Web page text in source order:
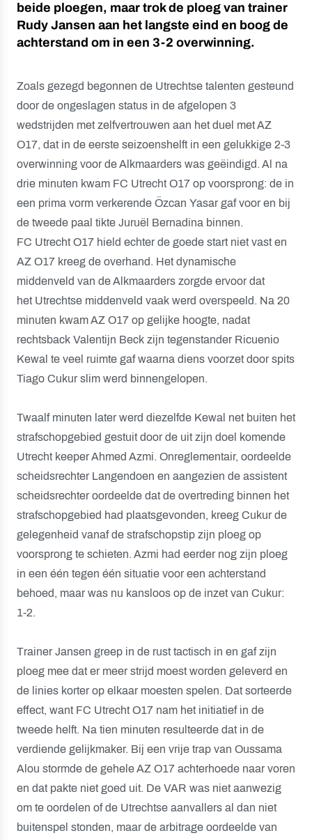
beide ploegen, maar trok de ploeg van trainer
Rudy Jansen aan het langste eind en boog de
achterstand om in een 3-2 overwinning.
Zoals gezegd begonnen de Utrechtse talenten gesteund
door de ongeslagen status in de afgelopen 3
wedstrijden met zelfvertrouwen aan het duel met AZ
O17, dat in de eerste seizoenshelft in een gelukkige 2-3
overwinning voor de Alkmaarders was geëindigd. Al na
drie minuten kwam FC Utrecht O17 op voorsprong: de in
een prima vorm verkerende Özcan Yasar gaf voor en bij
de tweede paal tikte Juruël Bernadina binnen.
FC Utrecht O17 hield echter de goede start niet vast en
AZ O17 kreeg de overhand. Het dynamische
middenveld van de Alkmaarders zorgde ervoor dat
het Utrechtse middenveld vaak werd overspeeld. Na 20
minuten kwam AZ O17 op gelijke hoogte, nadat
rechtsback Valentijn Beck zijn tegenstander Ricuenio
Kewal te veel ruimte gaf waarna diens voorzet door spits
Tiago Cukur slim werd binnengelopen.
Twaalf minuten later werd diezelfde Kewal net buiten het
strafschopgebied gestuit door de uit zijn doel komende
Utrecht keeper Ahmed Azmi. Onreglementair, oordeelde
scheidsrechter Langendoen en aangezien de assistent
scheidsrechter oordeelde dat de overtreding binnen het
strafschopgebied had plaatsgevonden, kreeg Cukur de
gelegenheid vanaf de strafschopstip zijn ploeg op
voorsprong te schieten. Azmi had eerder nog zijn ploeg
in een één tegen één situatie voor een achterstand
behoed, maar was nu kansloos op de inzet van Cukur:
1-2.
Trainer Jansen greep in de rust tactisch in en gaf zijn
ploeg mee dat er meer strijd moest worden geleverd en
de linies korter op elkaar moesten spelen. Dat sorteerde
effect, want FC Utrecht O17 nam het initiatief in de
tweede helft. Na tien minuten resulteerde dat in de
verdiende gelijkmaker. Bij een vrije trap van Oussama
Alou stormde de gehele AZ O17 achterhoede naar voren
en dat pakte niet goed uit. De VAR was niet aanwezig
om te oordelen of de Utrechtse aanvallers al dan niet
buitenspel stonden, maar de arbitrage oordeelde van